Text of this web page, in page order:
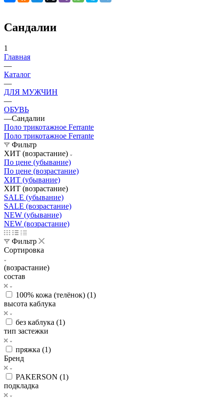
Сандалии
1
Главная
—
Каталог
—
ДЛЯ МУЖЧИН
—
ОБУВЬ
—Сандалии
Поло трикотажное Ferrante
Поло трикотажное Ferrante
Фильтр
ХИТ (возрастание)
По цене (убывание)
По цене (возрастание)
ХИТ (убывание)
ХИТ (возрастание)
SALE (убывание)
SALE (возрастание)
NEW (убывание)
NEW (возрастание)
Фильтр
Сортировка
(возрастание)
состав
100% кожа (телёнок) (1)
высота каблука
без каблука (1)
тип застежки
пряжка (1)
Бренд
PAKERSON (1)
подкладка